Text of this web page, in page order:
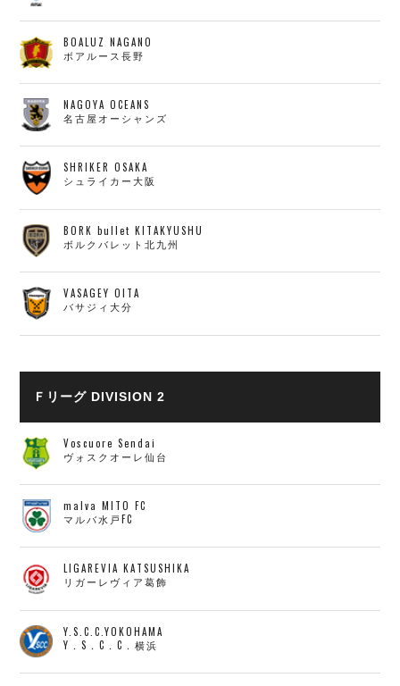
BOALUZ NAGANO
ボアルース長野
NAGOYA OCEANS
名古屋オーシャンズ
SHRIKER OSAKA
シュライカー大阪
BORK bullet KITAKYUSHU
ボルクバレット北九州
VASAGEY OITA
バサジィ大分
Ｆリーグ DIVISION 2
Voscuore Sendai
ヴォスクオーレ仙台
malva MITO FC
マルバ水戸FC
LIGAREVIA KATSUSHIKA
リガーレヴィア葛飾
Y.S.C.C.YOKOHAMA
Y．S．C．C．横浜